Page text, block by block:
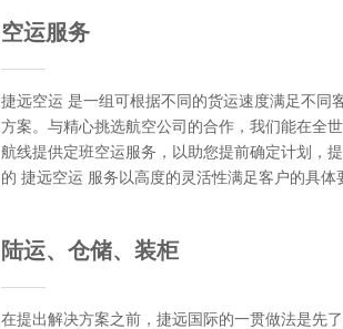
空运服务
捷远空运 是一组可根据不同的货运速度满足不同
方案。与精心挑选航空公司的合作，我们能在全
航线提供定班空运服务，以助您提前确定计划，
的 捷远空运 服务以高度的灵活性满足客户的具体
陆运、仓储、装柜
在提出解决方案之前，捷远国际的一贯做法是先